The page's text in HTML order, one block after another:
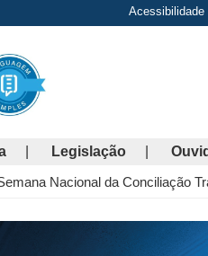
Acessibilidade
Legislação
Nacional da Conciliação